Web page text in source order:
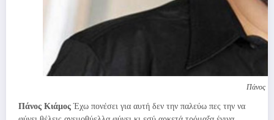
Πάνος
Πάνος ΚιάμοςΈχω πονέσει για αυτή δεν την παλεύω πες την να